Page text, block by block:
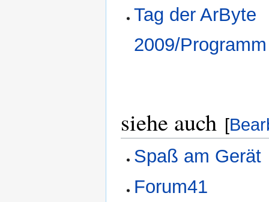
Tag der ArByte
2009/Programm
siehe auch [
Spaß am Gerät
Forum41